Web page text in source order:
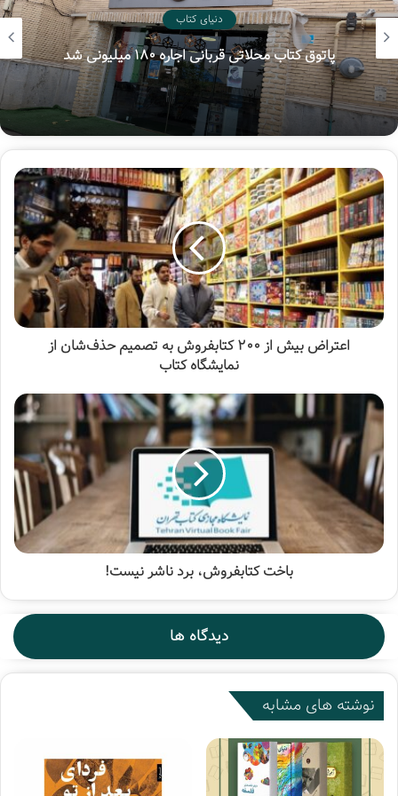
۳.بهار رویش
نویسنده: علی صفایی حائری
انتشارات لیله القدر
۴.طرح کلی اندیشه اسلامی
نویسنده: آیت الله العظمی سید علی خامنه‌ای
انتشارات صهبا
دنیای کتاب
پاتوق کتاب محلاتی قربانی اجاره ۱۸۰ میلیونی شد
اعتراض بیش از ۲۰۰ کتابفروش به تصمیم حذف‌شان از
نمایشگاه کتاب
باخت کتابفروش، برد ناشر نیست!
دیدگاه ها
نوشته های مشابه